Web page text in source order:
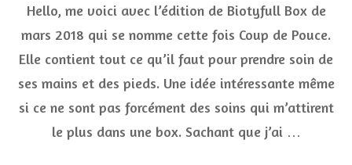
de
mars
Coup
de
Hello, me voici avec l’édition de Biotyfull Box de
mars 2018 qui se nomme cette fois Coup de Pouce.
Elle contient tout ce qu’il faut pour prendre soin de
ses mains et des pieds. Une idée intéressante même
si ce ne sont pas forcément des soins qui m’attirent
le plus dans une box. Sachant que j’ai …